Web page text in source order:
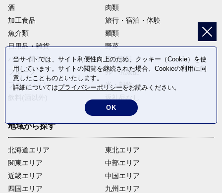
酒
肉類
加工食品
旅行・宿泊・体験
魚介類
麺類
日用品・雑貨
野菜
パン・菓子類
電化製品
フルーツ
卵・乳製品
ファッション
米・穀物
地域から探す
北海道エリア
関東エリア
近畿エリア
四国エリア
東北エリア
中部エリア
中国エリア
九州エリア
当サイトでは、サイト利便性向上のため、クッキー（Cookie）を使
用しています。サイトの閲覧を継続された場合、Cookieの利用に同
意したことものといたします。
詳細についてはプライバシーポリシーをお読みください。
OK